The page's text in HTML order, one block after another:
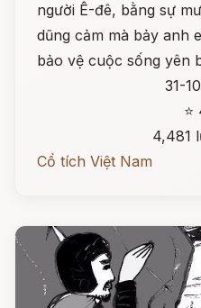
người Ê-đê, bằng sự
dũng cảm mà bảy anh
bảo vệ cuộc sống yên
31-
⭐
4,481
Cổ tích Việt Nam